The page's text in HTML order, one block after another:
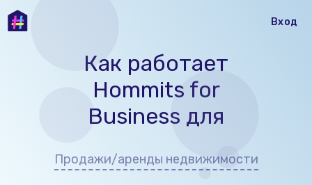
Вход
Как работает
Hommits for
Business для
Продажи/аренды недвижимости